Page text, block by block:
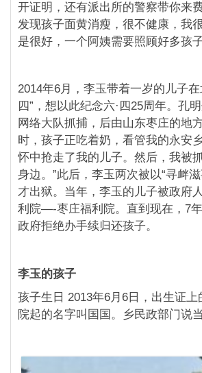
开证明，还有派出所的警察带你来
发现孩子面黄消瘦，很不健康，我
是很好，一个阿姨需要照顾好多孩
2014年6月，李玉带着一岁的儿子
四”，想以此纪念六·四25周年。孔
网络大队抓捕，后由山东枣庄的地
时，孩子正吃着奶，看管我的永安
怀中抢走了我的儿子。然后，我被
身边。”此后，李玉两次被以“寻衅
才出狱。当年，李玉的儿子被政府
利院—-枣庄福利院。直到现在，7
政府拒绝办手续归还孩子。
李玉的孩子
孩子生日 2013年6月6日，出生证
院起的名字叫国国。乡民政部门说